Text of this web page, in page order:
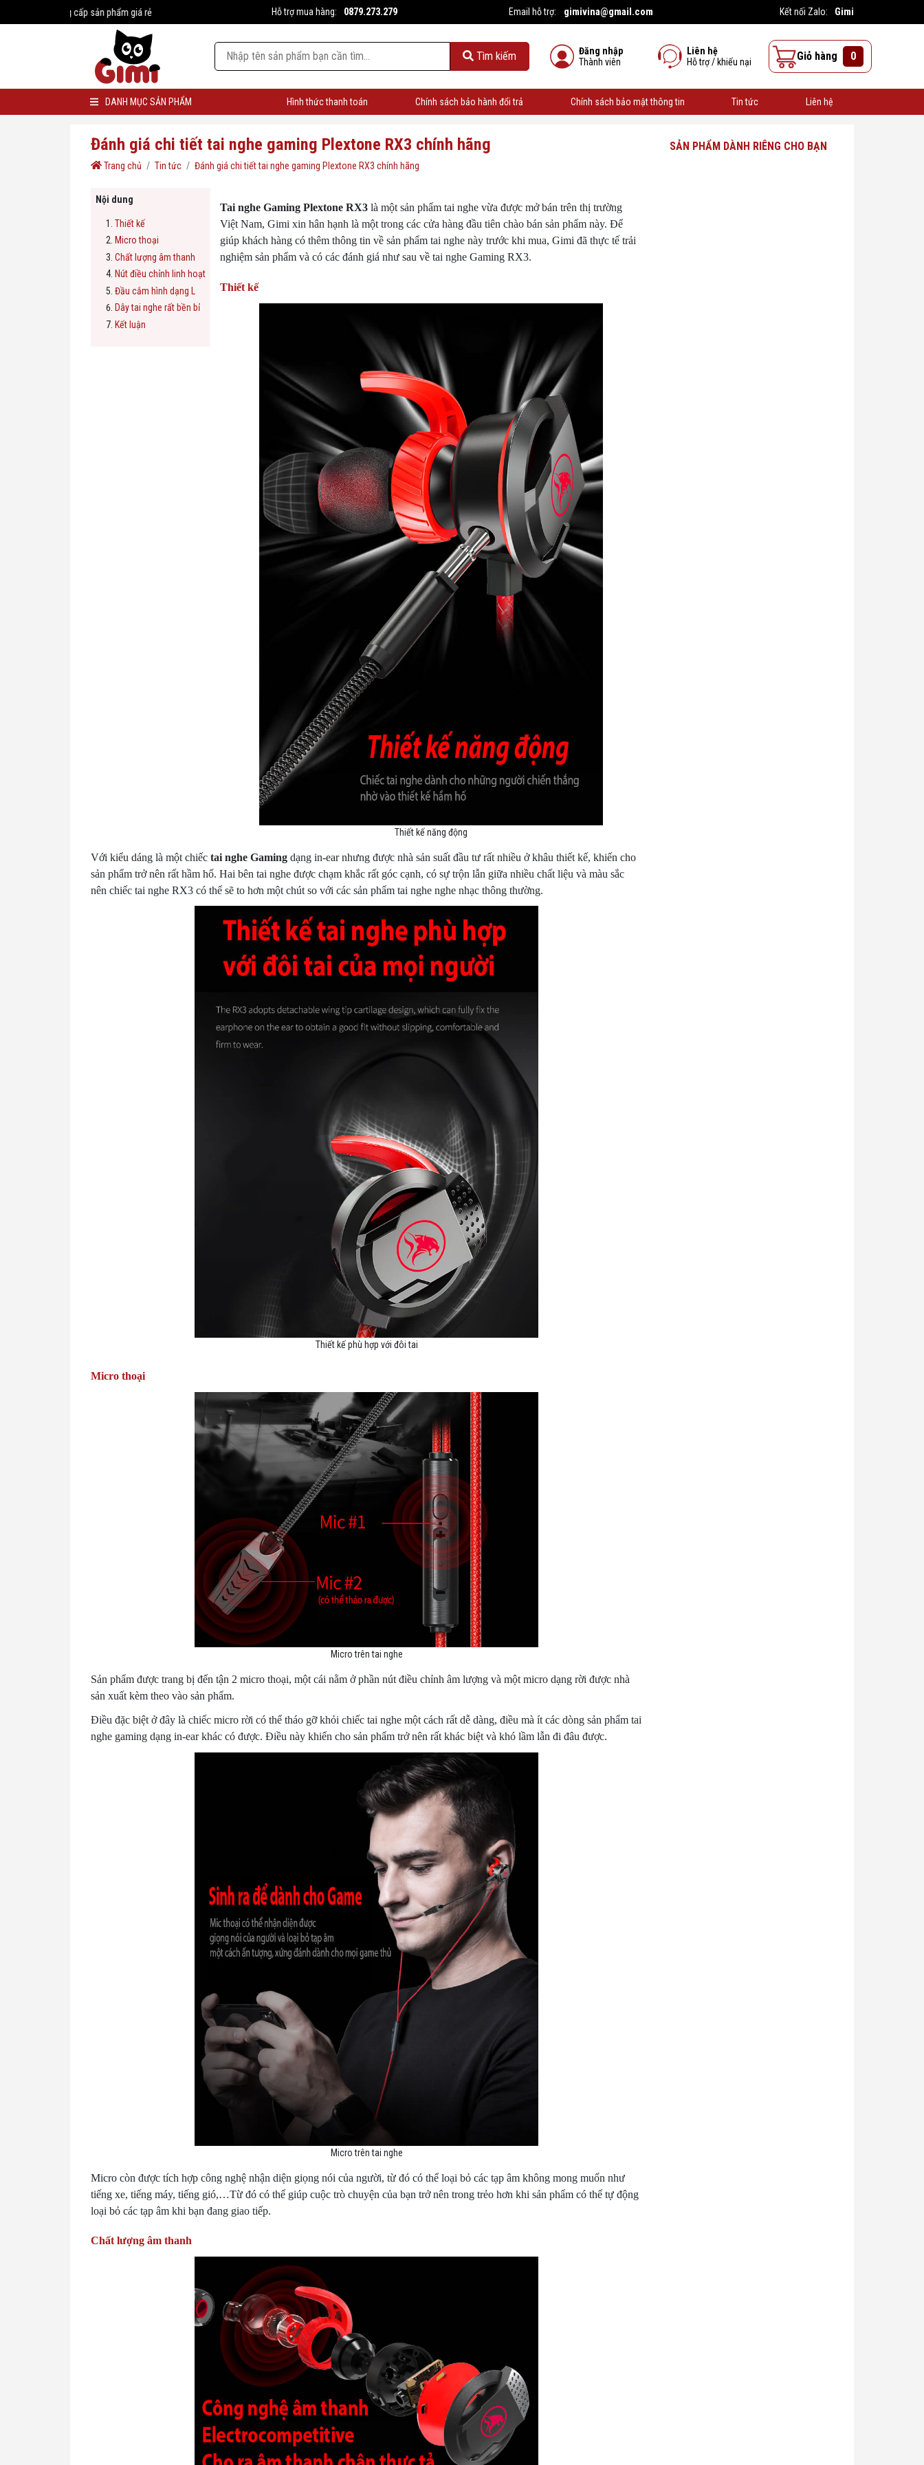
Đánh giá chi tiết tai nghe gaming Plextone RX3 chính hãng
Trang chủ Tin tức Đánh giá chi tiết tai nghe gaming Plextone RX3 chính hãng
Nội dung
Thiết kế
Micro thoại
Chất lượng âm thanh
Nút điều chỉnh linh hoạt
Đầu cắm hình dạng L
Dây tai nghe rất bền bỉ
Kết luận
Tai nghe Gaming Plextone RX3 là một sản phẩm tai nghe vừa được mở bán trên thị trường
Việt Nam, Gimi xin hân hạnh là một trong các cửa hàng đầu tiên chào bán sản phẩm này. Để
giúp khách hàng có thêm thông tin về sản phẩm tai nghe này trước khi mua, Gimi đã thực tế trải
nghiệm sản phẩm và có các đánh giá như sau về tai nghe Gaming RX3.
Thiết kế
Thiết kế năng động
Với kiểu dáng là một chiếc tai nghe Gaming dạng in-ear nhưng được nhà sản suất đầu tư rất nhiều ở khâu thiết kế, khiến cho
sản phẩm trở nên rất hầm hố. Hai bên tai nghe được chạm khắc rất góc cạnh, có sự trộn lẫn giữa nhiều chất liệu và màu sắc
nên chiếc tai nghe RX3 có thể sẽ to hơn một chút so với các sản phẩm tai nghe nghe nhạc thông thường.
Thiết kế phù hợp với đôi tai
Micro thoại
Micro trên tai nghe
Sản phẩm được trang bị đến tận 2 micro thoại, một cái nằm ở phần nút điều chỉnh âm lượng và một micro dạng rời được nhà
sản xuất kèm theo vào sản phẩm.
Điều đặc biệt ở đây là chiếc micro rời có thể tháo gỡ khỏi chiếc tai nghe một cách rất dễ dàng, điều mà ít các dòng sản phẩm tai
nghe gaming dạng in-ear khác có được. Điều này khiến cho sản phẩm trở nên rất khác biệt và khó lầm lẫn đi đâu được.
Micro trên tai nghe
Micro còn được tích hợp công nghệ nhận diện giọng nói của người, từ đó có thể loại bỏ các tạp âm không mong muốn như
tiếng xe, tiếng máy, tiếng gió,…Từ đó có thể giúp cuộc trò chuyện của bạn trở nên trong trẻo hơn khi sản phẩm có thể tự động
loại bỏ các tạp âm khi bạn đang giao tiếp.
Chất lượng âm thanh
SẢN PHẨM DÀNH RIÊNG CHO BẠN
cung cấp sản phẩm giá rẻ Hỗ trợ mua hàng: 0879.273.279 Email hỗ trợ: gimivina@gmail.com Kết nối Zalo: Gimi
Tìm kiếm
Đăng nhập
Thành viên
Liên hệ
Hỗ trợ / khiếu nại
Giỏ hàng 0
DANH MỤC SẢN PHẨM Hình thức thanh toán Chính sách bảo hành đổi trả Chính sách bảo mật thông tin Tin tức Liên hệ